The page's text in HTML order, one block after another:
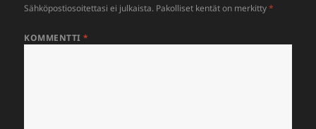
Sähköpostiosoitettasi ei julkaista. Pakolliset kentät on merkitty*
KOMMENTTI*